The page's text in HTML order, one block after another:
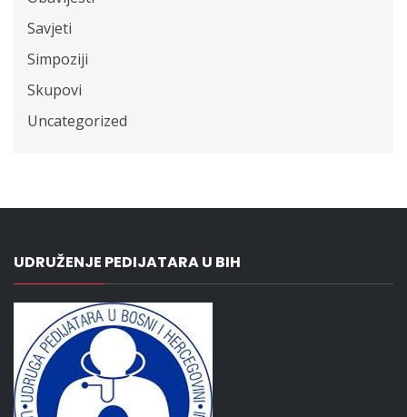
Savjeti
Simpoziji
Skupovi
Uncategorized
UDRUŽENJE PEDIJATARA U BIH